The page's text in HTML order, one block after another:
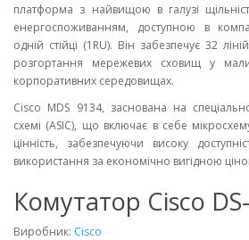
платформа з найвищою в галузі
енергоспоживанням, доступною в
одній стійці (1RU). Він забезпечує 32
розгортання мережевих сховищ у
корпоративних середовищах.
Cisco MDS 9134, заснована на
схемі (ASIC), що включає в себе
цінність, забезпечуючи високу
використання за економічно вигідною
Комутатор Cisco
Виробник: Cisco